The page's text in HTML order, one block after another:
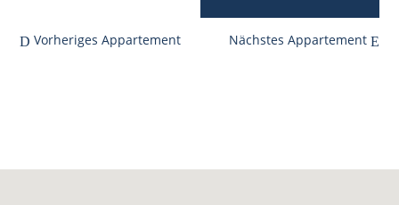
Vorheriges Appartement Nächstes Appartement